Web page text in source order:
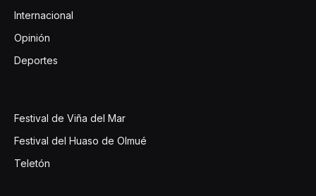
Internacional
Opinión
Deportes
Festival de Viña del Mar
Festival del Huaso de Olmué
Teletón